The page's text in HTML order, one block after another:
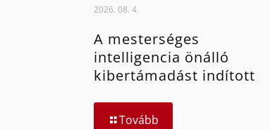
2026. 08. 4.
A mesterséges
intelligencia önálló
kibertámadást indított
Tovább